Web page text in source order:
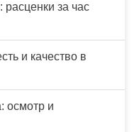
расценки за час
и качество в
осмотр и